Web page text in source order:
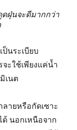
ดฝุ่นจะดีมากกว่า
นระเบียบ
ะใช้เพียงแค่น้ำ
เนต
ายหรือกัดเซาะ
ด้ นอกเหนือจาก